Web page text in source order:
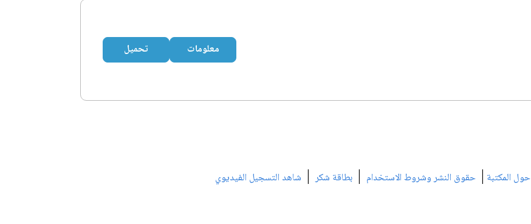
معلومات تحميل
حول المكتبة | حقوق النشر وشروط الاستخدام | بطاقة شكر| شاهد التسجيل الفيديوي